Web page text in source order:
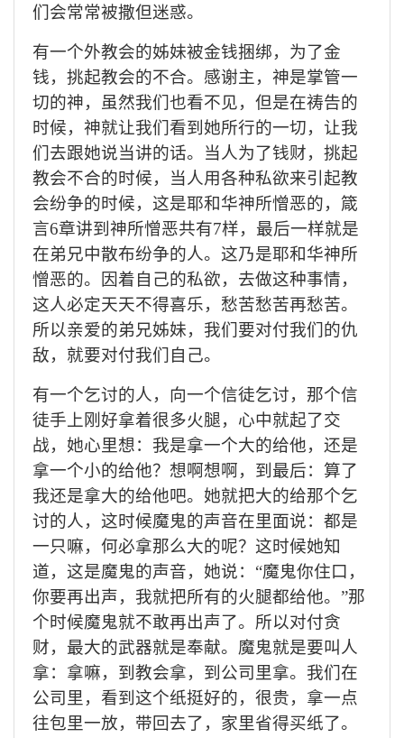
们会常常被撒但迷惑。
有一个外教会的姊妹被金钱捆绑，为了金
钱，挑起教会的不合。感谢主，神是掌管一
切的神，虽然我们也看不见，但是在祷告的
时候，神就让我们看到她所行的一切，让我
们去跟她说当讲的话。当人为了钱财，挑起
教会不合的时候，当人用各种私欲来引起教
会纷争的时候，这是耶和华神所憎恶的，箴
言6章讲到神所憎恶共有7样，最后一样就是
在弟兄中散布纷争的人。这乃是耶和华神所
憎恶的。因着自己的私欲，去做这种事情，
这人必定天天不得喜乐，愁苦愁苦再愁苦。
所以亲爱的弟兄姊妹，我们要对付我们的仇
敌， 就要对付我们自己。
有一个乞讨的人，向一个信徒乞讨，那个信
徒手上刚好拿着很多火腿， 心中就起了交
战， 她心里想：我是拿一个大的给他，还是
拿一个小的给他？想啊想啊，到最后：算了
我还是拿大的给他吧。她就把大的给那个乞
讨的人，这时候魔鬼的声音在里面说：都是
一只嘛，何必拿那么大的呢？这时候她知
道，这是魔鬼的声音，她说： “魔鬼你住口，
你要再出声，我就把所有的火腿都给他。”那
个时候魔鬼就不敢再出声了。 所以对付贪
财，最大的武器就是奉献。魔鬼就是要叫人
拿：拿嘛，到教会拿，到公司里拿。我们在
公司里，看到这个纸挺好的，很贵，拿一点
往包里一放，带回去了，家里省得买纸了。